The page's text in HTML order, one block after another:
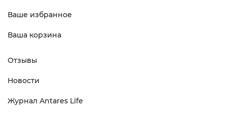
Ваше избранное
Ваша корзина
Отзывы
Новости
Журнал Antares Life